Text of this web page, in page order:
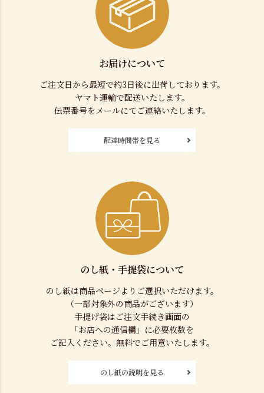
お届けについて
ご注文日から最短で約3日後に出荷しております。
ヤマト運輸で配送いたします。
伝票番号をメールにてご連絡いたします。
配達時間帯を見る
のし紙・手提袋について
のし紙は商品ページよりご選択いただけます。
（一部対象外の商品がございます）
手提げ袋はご注文手続き画面の
「お店への通信欄」に必要枚数を
ご記入ください。無料でご用意いたします。
のし紙の説明を見る